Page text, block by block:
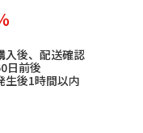
入後、配送確認
日前後
生後1時間以内